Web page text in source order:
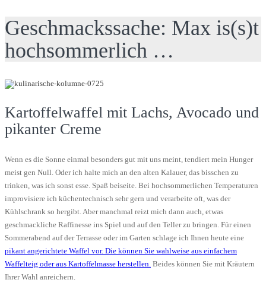
Geschmackssache: Max is(s)t
hochsommerlich …
Kartoffelwaffel mit Lachs, Avocado und
pikanter Creme
Wenn es die Sonne einmal besonders gut mit uns meint, tendiert mein Hunger
meist gen Null. Oder ich halte mich an den alten Kalauer, das bisschen zu
trinken, was ich sonst esse. Spaß beiseite. Bei hochsommerlichen Temperaturen
improvisiere ich küchentechnisch sehr gern und verarbeite oft, was der
Kühlschrank so hergibt. Aber manchmal reizt mich dann auch, etwas
geschmackliche Raffinesse ins Spiel und auf den Teller zu bringen. Für einen
Sommerabend auf der Terrasse oder im Garten schlage ich Ihnen heute eine
pikant angerichtete Waffel vor. Die können Sie wahlweise aus einfachem
Waffelteig oder aus Kartoffelmasse herstellen. Beides können Sie mit Kräutern
Ihrer Wahl anreichern.